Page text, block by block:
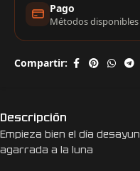
Pago
Métodos
Compartir:
Descripción
Empieza bien el día
agarrada a la luna